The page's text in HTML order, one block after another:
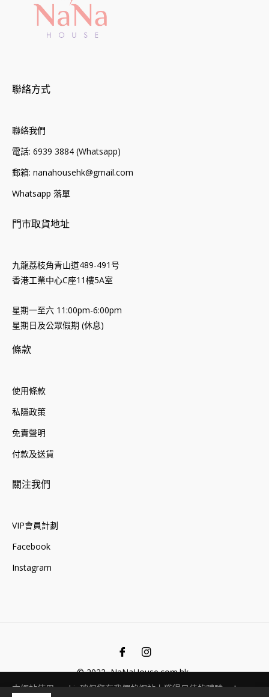
聯絡方式
聯絡我們
電話: 6939 3884 (Whatsapp)
郵箱: nanahousehk@gmail.com
Whatsapp 落單
門市取貨地址
九龍荔枝角青山道489-491号
香港工業中心C座11樓5A室
星期一至六 11:00pm-6:00pm
星期日及公眾假期 (休息)
條款
使用條款
私隱政策
免責聲明
付款及送貨
關注我們
VIP會員計劃
Facebook
Instagram
Ins
© 2022, NaNaHouse.com.hk .
本網站使用cookie確保您在我們的網站上獲得最佳的體驗。 Learn